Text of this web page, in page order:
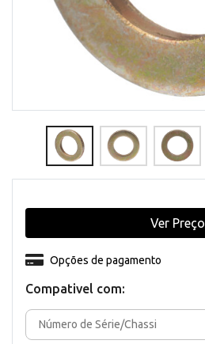
Compativel com:
Opções de pagamento
Ver Preço